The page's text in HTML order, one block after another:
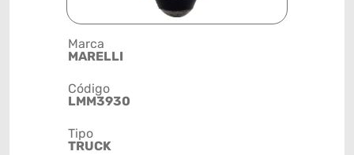
Marca
MARELLI
Código
LMM3930
Tipo
TRUCK